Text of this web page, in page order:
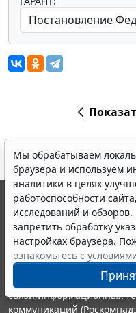
Мы обрабатываем
браузера и используем
аналитики в целях
работоспособности
исследований и
запретить обработку
настройках браузера.
ознакомьтесь с
© ООО "НПП "ГАРАНТ-
выпускается с 1990
являются участниками
информации ГАРАНТ.
Портал ГАРАНТ.РУ
издания Федеральной
связи,информационных
коммуникаций